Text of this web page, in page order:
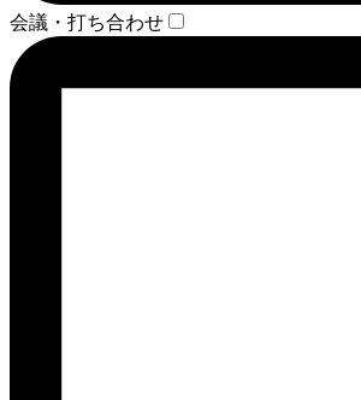
会議・打ち合わせ